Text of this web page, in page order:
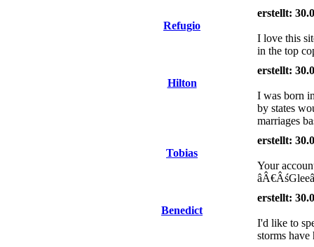
Refugio
erstellt:
I love this
in the top
Hilton
erstellt:
I was born
by states
marriages
Tobias
erstellt:
Your
Benedict
erstellt:
I'd like to
storms